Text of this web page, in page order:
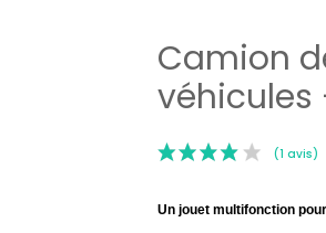
Camion
véhicules
Un jouet multifonction